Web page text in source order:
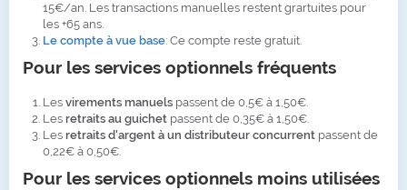
15€/an. Les transactions manuelles restent grartuites pour
les +65 ans.
Le compte à vue base: Ce compte reste gratuit.
Pour les services optionnels fréquents
Les virements manuels passent de 0,5€ à 1,50€.
Les retraits au guichet passent de 0,35€ à 1,50€.
Les retraits d'argent à un distributeur concurrent passent de
0,22€ à 0,50€.
Pour les services optionnels moins utilisées